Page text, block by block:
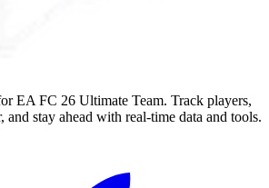
EA FC 26 Ultimate Team. Track players,
stay ahead with real-time data and tools.